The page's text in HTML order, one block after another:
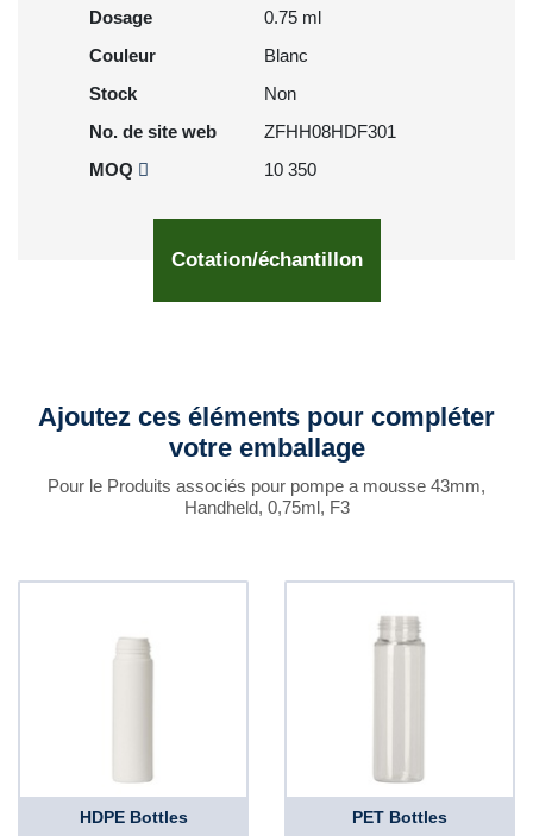
Dosage
0.75 ml
Couleur
Blanc
Stock
Non
No. de site web
ZFHH08HDF301
MOQ
10 350
Cotation/échantillon
Ajoutez ces éléments pour compléter
votre emballage
Pour le Produits associés pour pompe a mousse 43mm,
Handheld, 0,75ml, F3
HDPE Bottles PET Bottles